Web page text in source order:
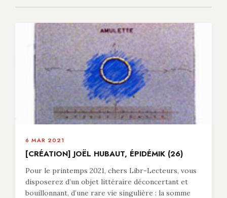
6 MAR 2021
[CRÉATION] JOËL HUBAUT, ÉPIDÉMIK (26)
Pour le printemps 2021, chers Libr-Lecteurs, vous
disposerez d’un objet littéraire déconcertant et
bouillonnant, d’une rare vie singulière : la somme